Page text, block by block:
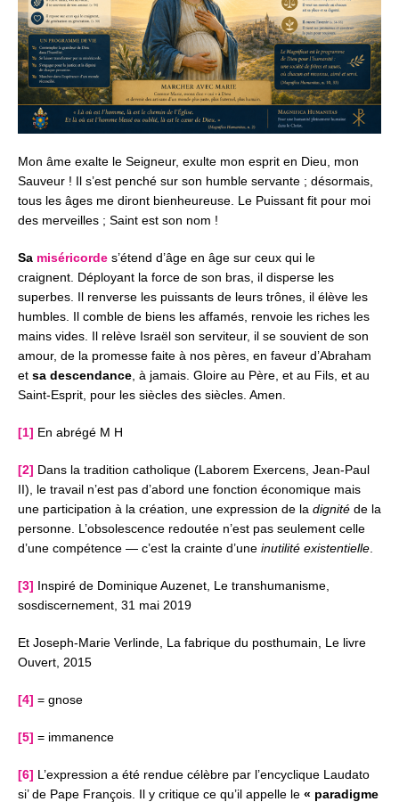
Mon âme exalte le Seigneur, exulte mon esprit en Dieu, mon
Sauveur ! Il s’est penché sur son humble servante ; désormais,
tous les âges me diront bienheureuse. Le Puissant fit pour moi
des merveilles ; Saint est son nom !
Sa miséricorde s’étend d’âge en âge sur ceux qui le
craignent. Déployant la force de son bras, il disperse les
superbes. Il renverse les puissants de leurs trônes, il élève les
humbles. Il comble de biens les affamés, renvoie les riches les
mains vides. Il relève Israël son serviteur, il se souvient de son
amour, de la promesse faite à nos pères, en faveur d’Abraham
et sa descendance , à jamais. Gloire au Père, et au Fils, et au
Saint-Esprit, pour les siècles des siècles. Amen.
[1] En abrégé M H
[2] Dans la tradition catholique (Laborem Exercens, Jean-Paul
II), le travail n’est pas d’abord une fonction économique mais
une participation à la création, une expression de la dignité de la
personne. L’obsolescence redoutée n’est pas seulement celle
d’une compétence — c’est la crainte d’une inutilité existentielle
[3] Inspiré de Dominique Auzenet, Le transhumanisme,
sosdiscernement, 31 mai 2019
Et Joseph-Marie Verlinde, La fabrique du posthumain, Le livre
Ouvert, 2015
[4] = gnose
[5] = immanence
[6] L’expression a été rendue célèbre par l’encyclique Laudato
si’ de Pape François. Il y critique ce qu’il appelle le « paradigme